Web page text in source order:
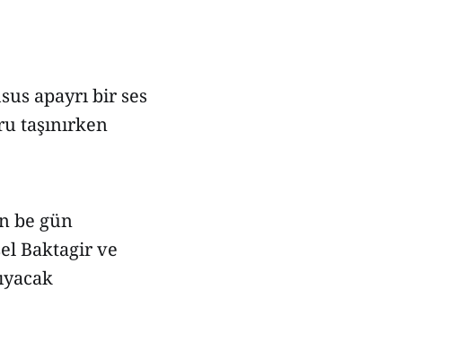
apayrı bir ses
taşınırken
be gün
Baktagir ve